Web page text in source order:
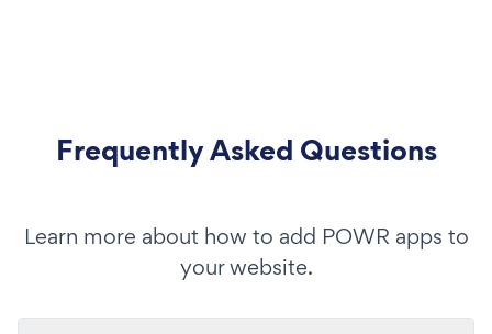
Frequently Asked Questions
Learn more about how to add POWR apps to
your website.